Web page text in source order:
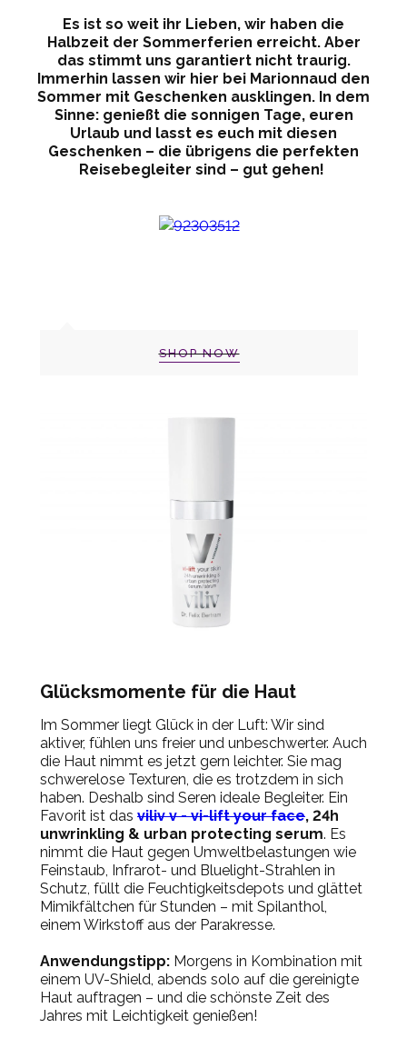
Es ist so weit ihr Lieben, wir haben die
Halbzeit der Sommerferien erreicht. Aber
das stimmt uns garantiert nicht traurig.
Immerhin lassen wir hier bei Marionnaud den
Sommer mit Geschenken ausklingen. In dem
Sinne: genießt die sonnigen Tage, euren
Urlaub und lasst es euch mit diesen
Geschenken – die übrigens die perfekten
Reisebegleiter sind – gut gehen!
SHOP NOW
Glücksmomente für die Haut
Im Sommer liegt Glück in der Luft: Wir sind
aktiver, fühlen uns freier und unbeschwerter. Auch
die Haut nimmt es jetzt gern leichter. Sie mag
schwerelose Texturen, die es trotzdem in sich
haben. Deshalb sind Seren ideale Begleiter. Ein
Favorit ist das viliv v - vi-lift your face, 24h
unwrinkling & urban protecting serum. Es
nimmt die Haut gegen Umweltbelastungen wie
Feinstaub, Infrarot- und Bluelight-Strahlen in
Schutz, füllt die Feuchtigkeitsdepots und glättet
Mimikfältchen für Stunden – mit Spilanthol,
einem Wirkstoff aus der Parakresse.
Anwendungstipp: Morgens in Kombination mit
einem UV-Shield, abends solo auf die gereinigte
Haut auftragen – und die schönste Zeit des
Jahres mit Leichtigkeit genießen!